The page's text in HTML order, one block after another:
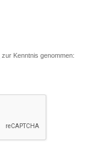
zur Kenntnis genommen: